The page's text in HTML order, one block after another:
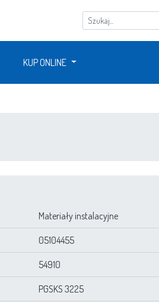
KUP ONLINE
Materiały instalacyjne
05104455
54910
PGSKS 3225